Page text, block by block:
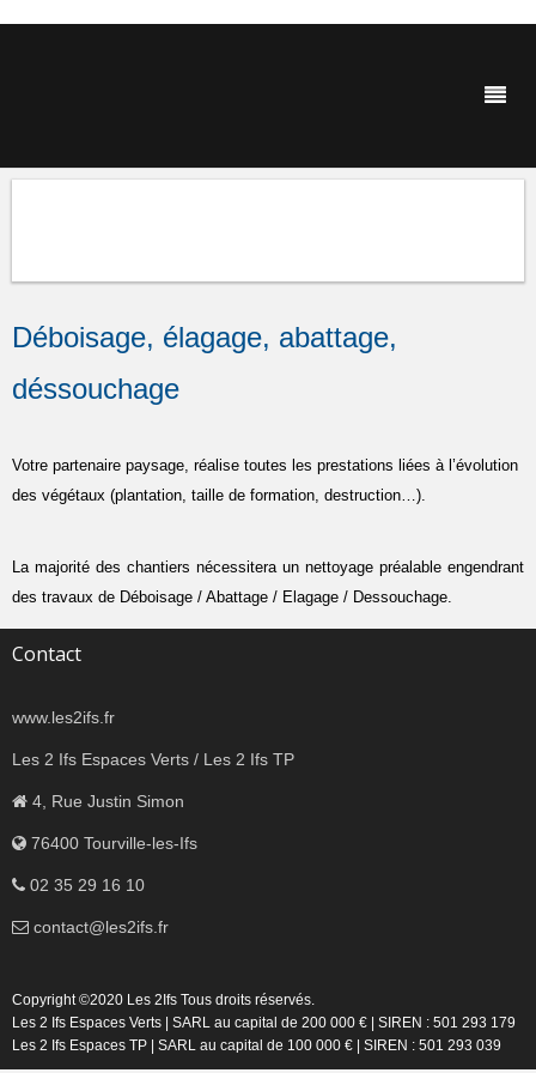
Déboisage, élagage, abattage,
déssouchage
Votre partenaire paysage, réalise toutes les prestations liées à l’évolution
des végétaux (plantation, taille de formation, destruction…).
La majorité des chantiers nécessitera un nettoyage préalable engendrant
des travaux de Déboisage / Abattage / Elagage / Dessouchage.
Contact
www.les2ifs.fr
Les 2 Ifs Espaces Verts / Les 2 Ifs TP
4, Rue Justin Simon
76400 Tourville-les-Ifs
02 35 29 16 10
contact@les2ifs.fr
Copyright ©2020 Les 2Ifs Tous droits réservés.
Les 2 Ifs Espaces Verts | SARL au capital de 200 000 € | SIREN : 501 293 179
Les 2 Ifs Espaces TP | SARL au capital de 100 000 € | SIREN : 501 293 039